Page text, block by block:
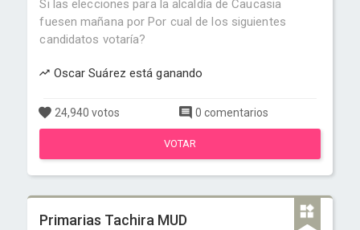
Si las elecciones para la alcaldía de Caucasia
fuesen mañana por Por cual de los siguientes
candidatos votaría?
Oscar Suárez está ganando
24,940 votos 0 comentarios
VOTAR
Primarias Tachira MUD